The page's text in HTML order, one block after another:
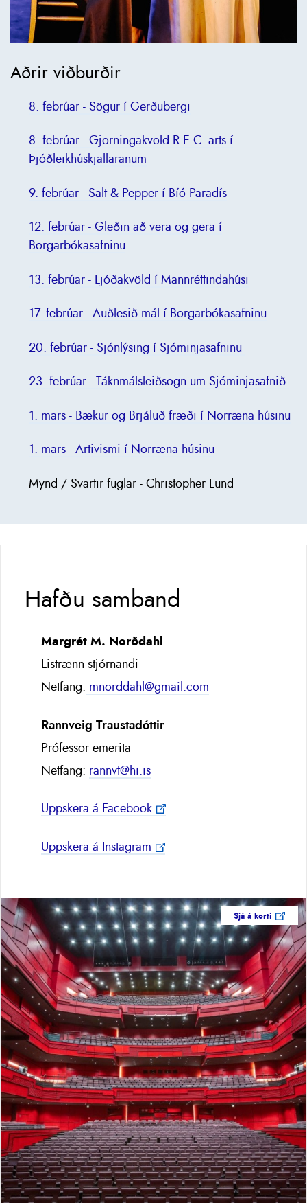
Aðrir viðburðir
8. febrúar - Sögur í Gerðubergi
8. febrúar - Gjörningakvöld R.E.C. arts í
Þjóðleikhúskjallaranum
9. febrúar - Salt & Pepper í Bíó Paradís
12. febrúar - Gleðin að vera og gera í
Borgarbókasafninu
13. febrúar - Ljóðakvöld í Mannréttindahúsi
17. febrúar - Auðlesið mál í Borgarbókasafninu
20. febrúar - Sjónlýsing í Sjóminjasafninu
23. febrúar - Táknmálsleiðsögn um Sjóminjasafnið
1. mars - Bækur og Brjáluð fræði í Norræna húsinu
1. mars - Artivismi í Norræna húsinu
Mynd / Svartir fuglar - Christopher Lund
Hafðu samband
Margrét M. Norðdahl
Listrænn stjórnandi
Netfang: mnorddahl@gmail.com
Rannveig Traustadóttir
Prófessor emerita
Netfang: rannvt@hi.is
Uppskera á Facebook
Uppskera á Instagram
Sjá á korti